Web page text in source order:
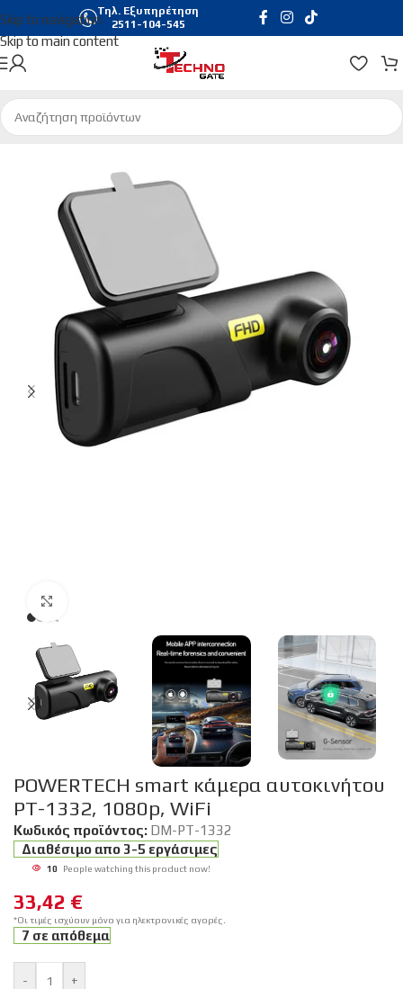
Skip to navigation
Skip to main content
Τηλ. Εξυπηρέτηση
2511-104-545
Αρχική σελίδα/Gadgets/Διάφορα Auto
POWERTECH smart κάμερα αυτοκινήτου
PT-1332, 1080p, WiFi
Κωδικός προϊόντος: DM-PT-1332
Διαθέσιμο απο 3-5 εργάσιμες
10 People watching this product now!
33,42 €
*Οι τιμές ισχύουν μόνο για ηλεκτρονικές αγορές.
7 σε απόθεμα
- +